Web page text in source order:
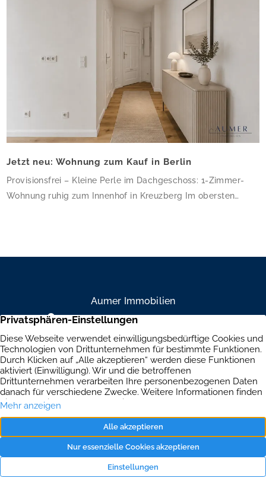
Jetzt neu: Wohnung zum Kauf in Berlin
Provisionsfrei – Kleine Perle im Dachgeschoss: 1-Zimmer-
Wohnung ruhig zum Innenhof in Kreuzberg Im obersten
Wohnung besticht durch hochwertiges Eichenparkett, helle
Aumer Immobilien
Mühlendamm 84a, 22087 Hamburg
+49 40 234 916 79
Brandenburgische Straße 39, 10707 Berlin
+49 30 303 661 334
Immobilien Aktuelles
Impressum
Datenschutz